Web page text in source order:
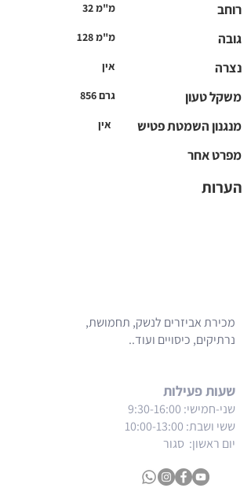
32 מ"מ רוחב
128 מ"מ גובה
אין נצרה
856 גרם משקל טעון
אין
מנגנון השמטת פטיש
מפרט אחר
הערות
מכירת אביזרים לנשק, תחמושת,
נרתיקים, כיסויים ועוד..
שעות פעילות
שני-חמישי: 9:30-16:00
ששי ושבת: 10:00-13:00
יום ראשון: סגור